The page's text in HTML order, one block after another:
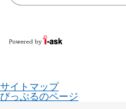
サイトマップ
びっぷるのページ